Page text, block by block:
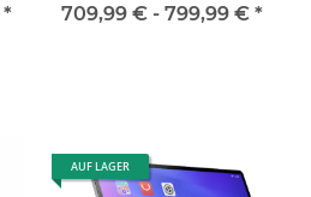
*
709,99 € - 799,99 € *
AUF LAGER